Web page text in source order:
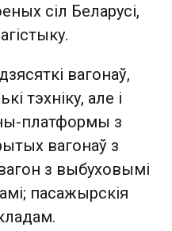
сіл Беларусі,
вагонаў,
тэхніку, але і
платформы з
вагонаў з
з выбуховымі
пасажырскія